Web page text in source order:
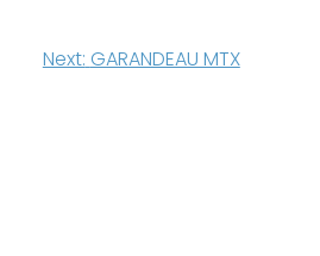
Next: GARANDEAU MTX